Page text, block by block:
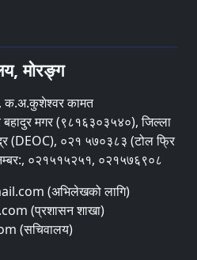
मोरङ्ग
क.अ.कुशेश्वर कामत
मगर (९८१६३०३५४०), जिल्ला
(DEOC), ०२१ ५७०३८३ (टोल फ्रि
०२१५१५२५१, ०२१५७६९०८
(अभिलेखको लागि)
(प्रशासन शाखा)
(सचिवालय)